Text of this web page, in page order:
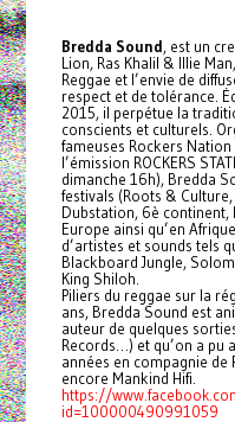
Bredda Sound, est un
Lion, Ras Khalil & Illie
Reggae et l’envie de
respect et de tolérance.
2015, il perpétue la
conscients et culturels.
fameuses Rockers
l’émission ROCKERS
dimanche 16h), Bredda
festivals (Roots & Culture,
Dubstation, 6è continent,
Europe ainsi qu’en
d’artistes et sounds tels
Blackboard Jungle,
King Shiloh.
Piliers du reggae sur la
ans, Bredda Sound est
auteur de quelques
Records…) et qu’on a pu
années en compagnie de
encore Mankind Hifi.
https://
id=100000490991059